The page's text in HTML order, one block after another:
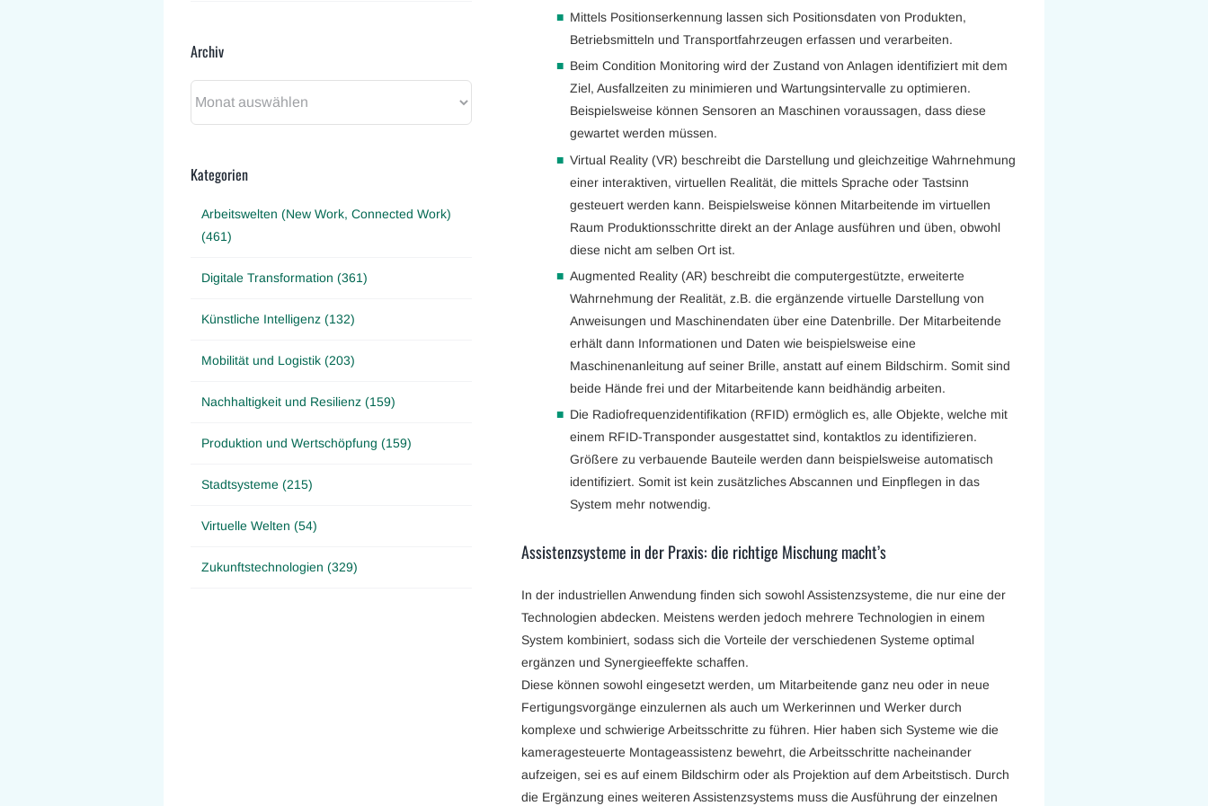
Mittels Positionserkennung lassen sich Positionsdaten von Produkten,
Betriebsmitteln und Transportfahrzeugen erfassen und verarbeiten.
Beim Condition Monitoring wird der Zustand von Anlagen identifiziert mit dem
Ziel, Ausfallzeiten zu minimieren und Wartungsintervalle zu optimieren.
Beispielsweise können Sensoren an Maschinen voraussagen, dass diese
gewartet werden müssen.
Virtual Reality (VR) beschreibt die Darstellung und gleichzeitige Wahrnehmung
einer interaktiven, virtuellen Realität, die mittels Sprache oder Tastsinn
gesteuert werden kann. Beispielsweise können Mitarbeitende im virtuellen
Raum Produktionsschritte direkt an der Anlage ausführen und üben, obwohl
diese nicht am selben Ort ist.
Augmented Reality (AR) beschreibt die computergestützte, erweiterte
Wahrnehmung der Realität, z.B. die ergänzende virtuelle Darstellung von
Anweisungen und Maschinendaten über eine Datenbrille. Der Mitarbeitende
erhält dann Informationen und Daten wie beispielsweise eine
Maschinenanleitung auf seiner Brille, anstatt auf einem Bildschirm. Somit sind
beide Hände frei und der Mitarbeitende kann beidhändig arbeiten.
Die Radiofrequenzidentifikation (RFID) ermöglich es, alle Objekte, welche mit
einem RFID-Transponder ausgestattet sind, kontaktlos zu identifizieren.
Größere zu verbauende Bauteile werden dann beispielsweise automatisch
identifiziert. Somit ist kein zusätzliches Abscannen und Einpflegen in das
System mehr notwendig.
Assistenzsysteme in der Praxis: die richtige Mischung macht’s
In der industriellen Anwendung finden sich sowohl Assistenzsysteme, die nur eine der
Technologien abdecken. Meistens werden jedoch mehrere Technologien in einem
System kombiniert, sodass sich die Vorteile der verschiedenen Systeme optimal
ergänzen und Synergieeffekte schaffen.
Diese können sowohl eingesetzt werden, um Mitarbeitende ganz neu oder in neue
Fertigungsvorgänge einzulernen als auch um Werkerinnen und Werker durch
komplexe und schwierige Arbeitsschritte zu führen. Hier haben sich Systeme wie die
kameragesteuerte Montageassistenz bewehrt, die Arbeitsschritte nacheinander
aufzeigen, sei es auf einem Bildschirm oder als Projektion auf dem Arbeitstisch. Durch
die Ergänzung eines weiteren Assistenzsystems muss die Ausführung der einzelnen
Archiv
Kategorien
Arbeitswelten (New Work, Connected Work)
(461)
Digitale Transformation (361)
Künstliche Intelligenz (132)
Mobilität und Logistik (203)
Nachhaltigkeit und Resilienz (159)
Produktion und Wertschöpfung (159)
Stadtsysteme (215)
Virtuelle Welten (54)
Zukunftstechnologien (329)